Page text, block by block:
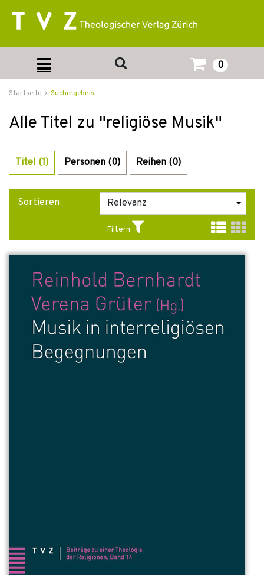
0
Startseite Suchergebnis
Alle Titel zu "religiöse Musik"
Titel (1) Personen (0) Reihen (0)
Sortieren
Filtern